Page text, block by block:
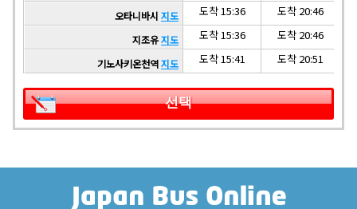
오타니바시 지도 도착 15:36 도착 20:46
지조유지도 도착 15:36 도착 20:46
기노사키온천역지도 도착 15:41 도착 20:51
선택